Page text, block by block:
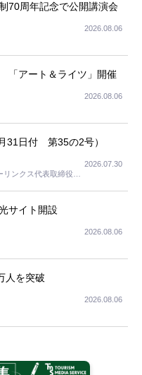
70周年記念で公開講演会
2026.08.06
「アート＆ライツ」開催
2026.08.06
31日付 第35の2号）
ンクス代表取締役社
2026.07.30
サイト開設
2026.08.06
人を突破
2026.08.06